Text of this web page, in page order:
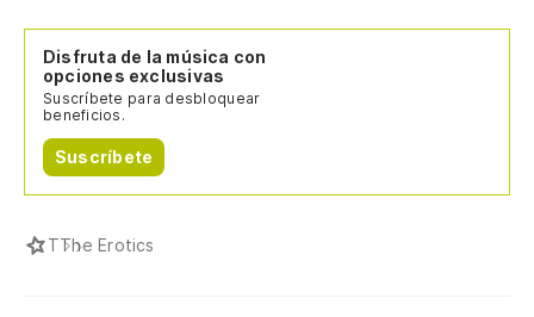
Disfruta de la música con
opciones exclusivas
Suscríbete para desbloquear
beneficios.
Suscríbete
TThe Erotics